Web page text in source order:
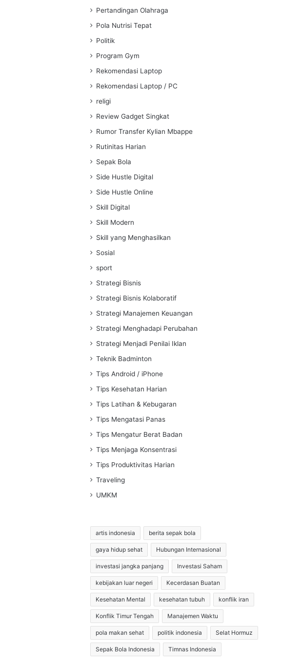
Pertandingan Olahraga
Pola Nutrisi Tepat
Politik
Program Gym
Rekomendasi Laptop
Rekomendasi Laptop / PC
religi
Review Gadget Singkat
Rumor Transfer Kylian Mbappe
Rutinitas Harian
Sepak Bola
Side Hustle Digital
Side Hustle Online
Skill Digital
Skill Modern
Skill yang Menghasilkan
Sosial
sport
Strategi Bisnis
Strategi Bisnis Kolaboratif
Strategi Manajemen Keuangan
Strategi Menghadapi Perubahan
Strategi Menjadi Penilai Iklan
Teknik Badminton
Tips Android / iPhone
Tips Kesehatan Harian
Tips Latihan & Kebugaran
Tips Mengatasi Panas
Tips Mengatur Berat Badan
Tips Menjaga Konsentrasi
Tips Produktivitas Harian
Traveling
UMKM
artis indonesia berita sepak bola
gaya hidup sehat Hubungan Internasional
investasi jangka panjang Investasi Saham
kebijakan luar negeri Kecerdasan Buatan
Kesehatan Mental kesehatan tubuh konflik iran
Konflik Timur Tengah Manajemen Waktu
pola makan sehat politik indonesia Selat Hormuz
Sepak Bola Indonesia Timnas Indonesia